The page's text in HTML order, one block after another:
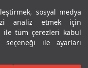
sosyal medya
analiz etmek için
ile tüm çerezleri kabul
seçeneği ile ayarları
Menü
Havluluk ve Askılar